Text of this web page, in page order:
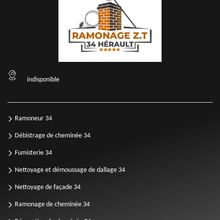
indisponible
Ramoneur 34
Débistrage de cheminée 34
Fumisterie 34
Nettoyage et démoussage de dallage 34
Nettoyage de façade 34
Ramonage de cheminée 34